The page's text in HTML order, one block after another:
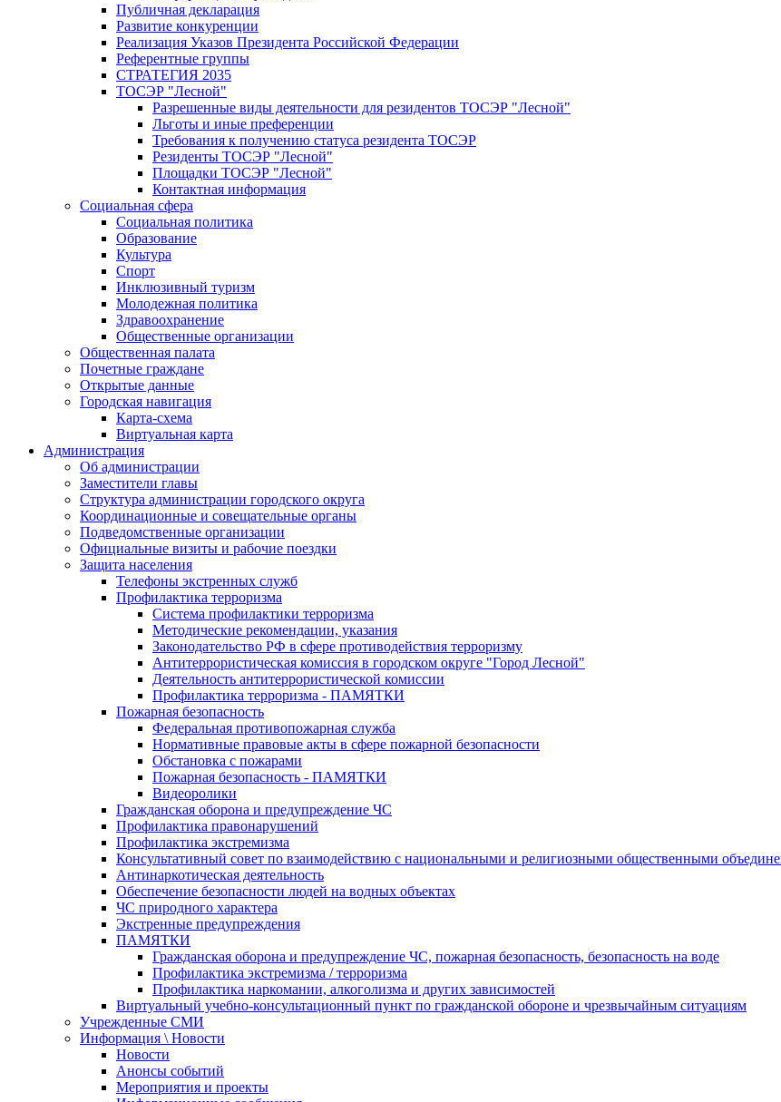
Публичная декларация
Развитие конкуренции
Реализация Указов Президента Российской Федерации
Референтные группы
СТРАТЕГИЯ 2035
ТОСЭР "Лесной"
Разрешенные виды деятельности для резидентов ТОСЭР "Лесной"
Льготы и иные преференции
Требования к получению статуса резидента ТОСЭР
Резиденты ТОСЭР "Лесной"
Площадки ТОСЭР "Лесной"
Контактная информация
Социальная сфера
Социальная политика
Образование
Культура
Спорт
Инклюзивный туризм
Молодежная политика
Здравоохранение
Общественные организации
Общественная палата
Почетные граждане
Открытые данные
Городская навигация
Карта-схема
Виртуальная карта
Администрация
Об администрации
Заместители главы
Структура администрации городского округа
Координационные и совещательные органы
Подведомственные организации
Официальные визиты и рабочие поездки
Защита населения
Телефоны экстренных служб
Профилактика терроризма
Система профилактики терроризма
Методические рекомендации, указания
Законодательство РФ в сфере противодействия терроризму
Антитеррористическая комиссия в городском округе "Город Лесной"
Деятельность антитеррористической комиссии
Профилактика терроризма - ПАМЯТКИ
Пожарная безопасность
Федеральная противопожарная служба
Нормативные правовые акты в сфере пожарной безопасности
Обстановка с пожарами
Пожарная безопасность - ПАМЯТКИ
Видеоролики
Гражданская оборона и предупреждение ЧС
Профилактика правонарушений
Профилактика экстремизма
Консультативный совет по взаимодействию с национальными и религиозными общественными
Антинаркотическая деятельность
Обеспечение безопасности людей на водных объектах
ЧС природного характера
Экстренные предупреждения
ПАМЯТКИ
Гражданская оборона и предупреждение ЧС, пожарная безопасность, безопасность на воде
Профилактика экстремизма / терроризма
Профилактика наркомании, алкоголизма и других зависимостей
Виртуальный учебно-консультационный пункт по гражданской обороне и чрезвычайным ситуациям
Учрежденные СМИ
Информация \ Новости
Новости
Анонсы событий
Мероприятия и проекты